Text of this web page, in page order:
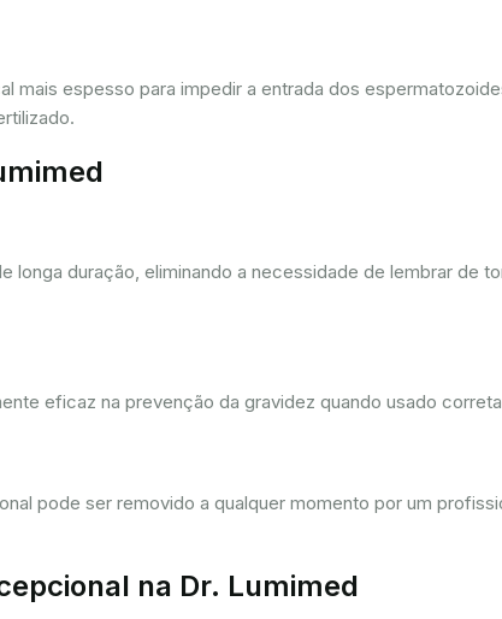
mais espesso para impedir a entrada dos
duração, eliminando a necessidade de lembrar de
eficaz na prevenção da gravidez quando usado
pode ser removido a qualquer momento por um
na Dr. Lumimed